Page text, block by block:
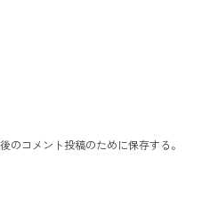
のコメント投稿のために保存する。